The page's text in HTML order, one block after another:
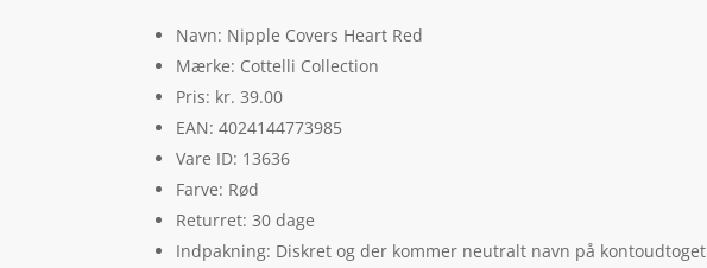
Navn: Nipple Covers Heart Red
Mærke: Cottelli Collection
Pris: kr. 39.00
EAN: 4024144773985
Vare ID: 13636
Farve: Rød
Returret: 30 dage
Indpakning: Diskret og der kommer neutralt navn på kontoudtoget